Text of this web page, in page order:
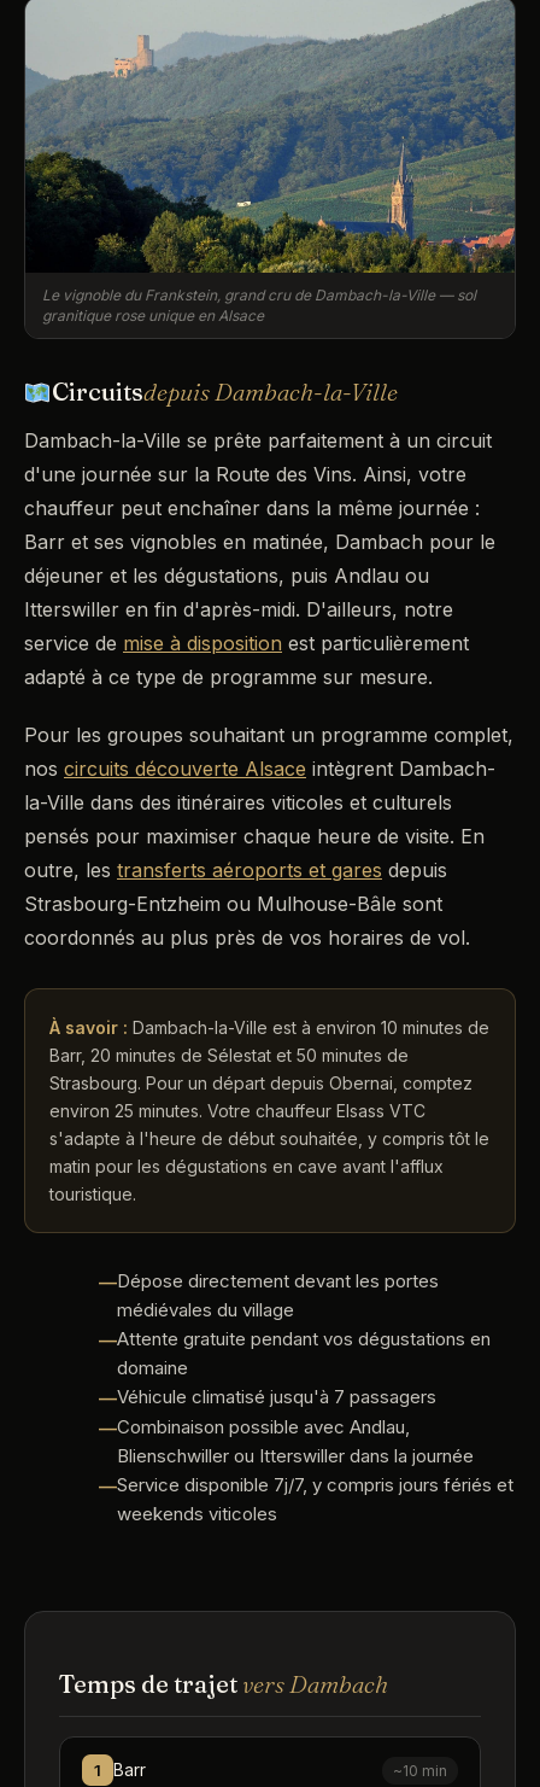
Le vignoble du Frankstein, grand cru de Dambach-la-Ville — sol
granitique rose unique en Alsace
Circuitsdepuis Dambach-la-Ville
Dambach-la-Ville se prête parfaitement à un circuit
d'une journée sur la Route des Vins. Ainsi, votre
chauffeur peut enchaîner dans la même journée :
Barr et ses vignobles en matinée, Dambach pour le
déjeuner et les dégustations, puis Andlau ou
Itterswiller en fin d'après-midi. D'ailleurs, notre
service de mise à disposition est particulièrement
adapté à ce type de programme sur mesure.
Pour les groupes souhaitant un programme complet,
nos circuits découverte Alsace intègrent Dambach-
la-Ville dans des itinéraires viticoles et culturels
pensés pour maximiser chaque heure de visite. En
outre, les transferts aéroports et gares depuis
Strasbourg-Entzheim ou Mulhouse-Bâle sont
coordonnés au plus près de vos horaires de vol.
À savoir : Dambach-la-Ville est à environ 10 minutes de
Barr, 20 minutes de Sélestat et 50 minutes de
Strasbourg. Pour un départ depuis Obernai, comptez
environ 25 minutes. Votre chauffeur Elsass VTC
s'adapte à l'heure de début souhaitée, y compris tôt le
matin pour les dégustations en cave avant l'afflux
touristique.
Dépose directement devant les portes
médiévales du village
Attente gratuite pendant vos dégustations en
domaine
Véhicule climatisé jusqu'à 7 passagers
Combinaison possible avec Andlau,
Blienschwiller ou Itterswiller dans la journée
Service disponible 7j/7, y compris jours fériés et
weekends viticoles
Temps de trajet vers Dambach
1 Barr ~10 min